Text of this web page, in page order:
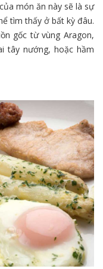
món ăn này sẽ là sự
tìm thấy ở bất kỳ đâu.
gốc từ vùng Aragon,
tây nướng, hoặc hầm